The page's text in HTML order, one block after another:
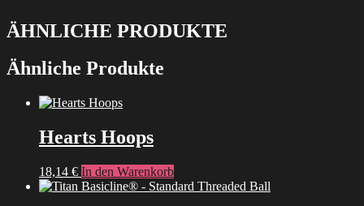
ÄHNLICHE PRODUKTE
Ähnliche Produkte
Hearts Hoops
18,14 € In den Warenkorb